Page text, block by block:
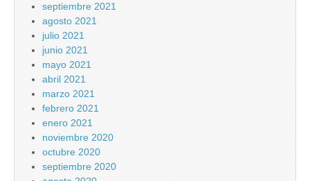
septiembre 2021
agosto 2021
julio 2021
junio 2021
mayo 2021
abril 2021
marzo 2021
febrero 2021
enero 2021
noviembre 2020
octubre 2020
septiembre 2020